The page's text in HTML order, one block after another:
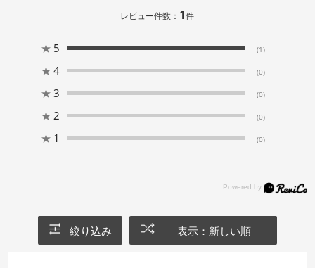
レビュー件数： 1件
★ 5 (1)
★ 4 (0)
★ 3 (0)
★ 2 (0)
★ 1 (0)
絞り込み 表示：新しい順